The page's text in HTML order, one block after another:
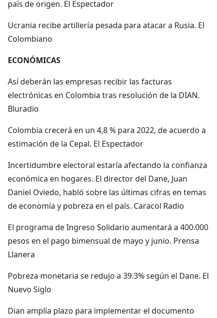
país de origen. El Espectador
Ucrania recibe artillería pesada para atacar a Rusia. El
Colombiano
ECONÓMICAS
Así deberán las empresas recibir las facturas
electrónicas en Colombia tras resolución de la DIAN.
Bluradio
Colombia crecerá en un 4,8 % para 2022, de acuerdo a
estimación de la Cepal. El Espectador
Incertidumbre electoral estaría afectando la confianza
económica en hogares. El director del Dane, Juan
Daniel Oviedo, habló sobre las últimas cifras en temas
de economía y pobreza en el país. Caracol Radio
El programa de Ingreso Solidario aumentará a 400.000
pesos en el pago bimensual de mayo y junio. Prensa
Llanera
Pobreza monetaria se redujo a 39.3% según el Dane. El
Nuevo Siglo
Dian amplía plazo para implementar el documento